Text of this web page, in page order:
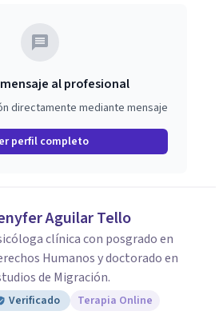
al profesional
directamente mediante mensaje
perfil completo
Aguilar Tello
clínica con posgrado en
Humanos y doctorado en
de Migración.
Verificado Terapia Online